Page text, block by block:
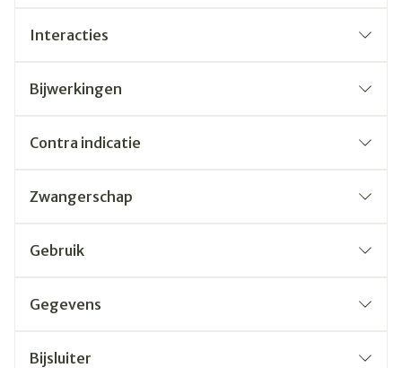
Interacties
Bijwerkingen
Contra indicatie
Zwangerschap
Gebruik
Gegevens
Bijsluiter